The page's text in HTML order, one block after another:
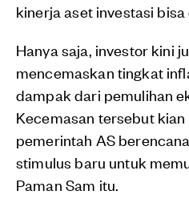
kinerja aset investasi
Hanya saja, investor kini
mencemaskan tingkat
dampak dari pemulihan
Kecemasan tersebut
pemerintah AS
stimulus baru untuk
Paman Sam itu.